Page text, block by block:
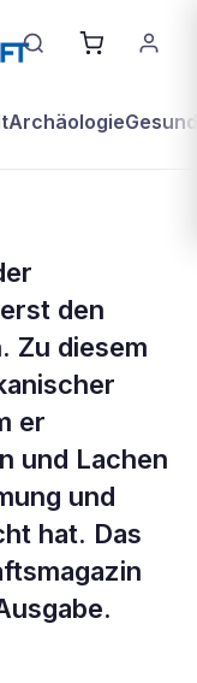
Archäologie
den
Zu diesem
er
und Lachen
und
hat. Das